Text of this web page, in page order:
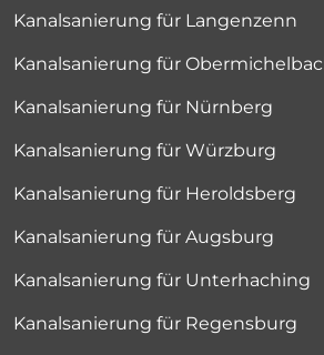
Kanalsanierung für Langenzenn
Kanalsanierung für
Kanalsanierung für Nürnberg
Kanalsanierung für Würzburg
Kanalsanierung für Heroldsberg
Kanalsanierung für Augsburg
Kanalsanierung für Unterhaching
Kanalsanierung für Regensburg